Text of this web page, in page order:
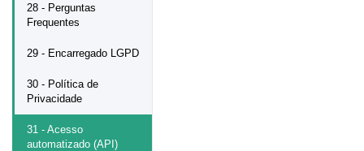
28 - Perguntas
Frequentes
29 - Encarregado LGPD
30 - Política de
Privacidade
31 - Acesso
automatizado (API)